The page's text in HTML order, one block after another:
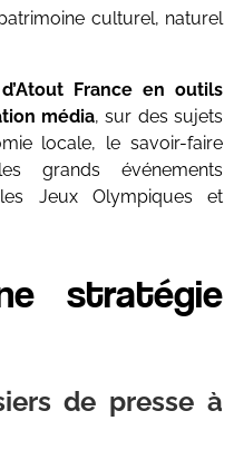
culturel, naturel
France en outils
média, sur des sujets
locale, le savoir-faire
grands événements
Jeux Olympiques et
stratégie
de presse à